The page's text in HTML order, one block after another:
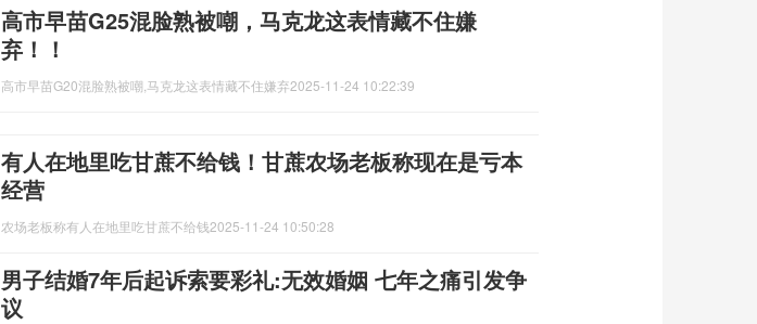
高市早苗G25混脸熟被嘲，马克龙这表情藏不住嫌
弃！！
高市早苗G20混脸熟被嘲,马克龙这表情藏不住嫌弃2025-11-24 10:22:39
有人在地里吃甘蔗不给钱！甘蔗农场老板称现在是亏本
经营
农场老板称有人在地里吃甘蔗不给钱2025-11-24 10:50:28
男子结婚7年后起诉索要彩礼:无效婚姻 七年之痛引发争
议